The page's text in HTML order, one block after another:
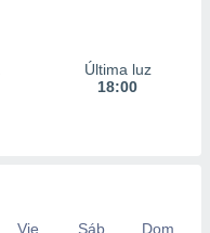
Última luz
18:00
Vie Sáb
Dom